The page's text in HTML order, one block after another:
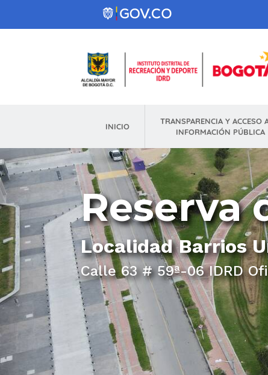
Pasar al contenido principal
INICIO
TRANSPARENCIA Y ACCESO
INFORMACIÓN PÚBLICA
Reserva
Localidad Barrios
Calle 63 # 59ª-06 IDRD